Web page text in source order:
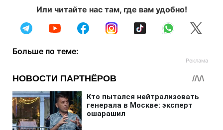
Или читайте нас там, где вам удобно!
Больше по теме: